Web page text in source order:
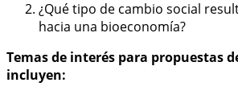
¿Qué tipo de cambio social
hacia una bioeconomía?
Temas de interés para propuestas
incluyen: